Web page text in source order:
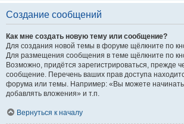
Создание сообщений
Как мне создать новую тему или сообщение?
Для создания новой темы в форуме щёлкните по
Для размещения сообщения в теме щёлкните по
Возможно, придётся зарегистрироваться, прежде
сообщение. Перечень ваших прав доступа
форума или темы. Например: «Вы можете
добавлять вложения» и т.п.
Вернуться к началу